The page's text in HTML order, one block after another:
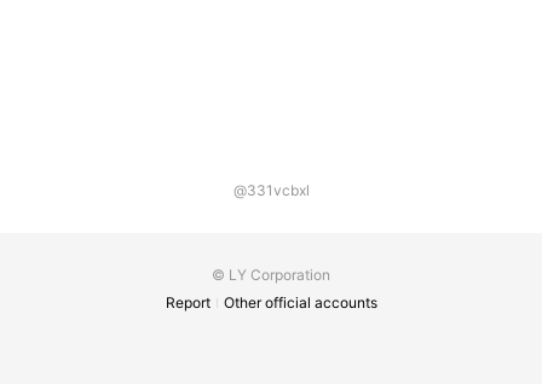
@331vcbxl
© LY Corporation
Report
Other official accounts